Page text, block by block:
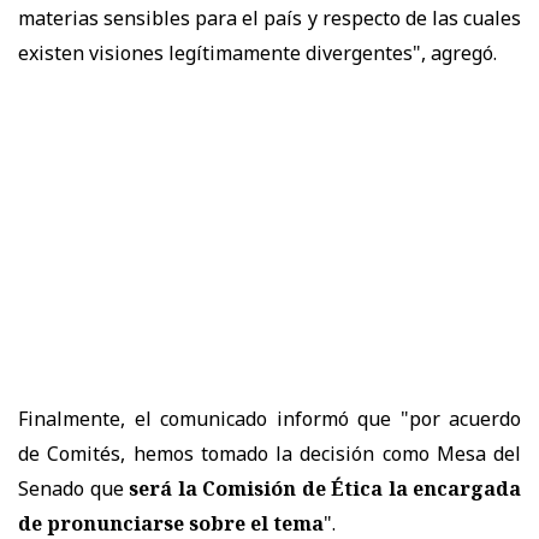
materias sensibles para el país y respecto de las cuales
existen visiones legítimamente divergentes", agregó.
Finalmente, el comunicado informó que "por acuerdo
de Comités, hemos tomado la decisión como Mesa del
Senado queserá la Comisión de Ética la encargada
de pronunciarse sobre el tema".